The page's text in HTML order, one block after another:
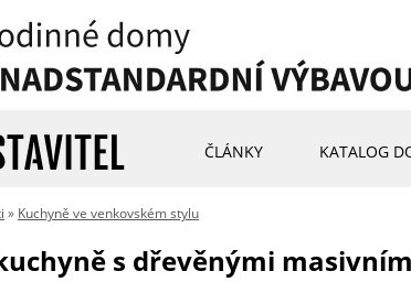
ČLÁNKY KATALOG
» Kuchyně ve venkovském stylu
s dřevěnými